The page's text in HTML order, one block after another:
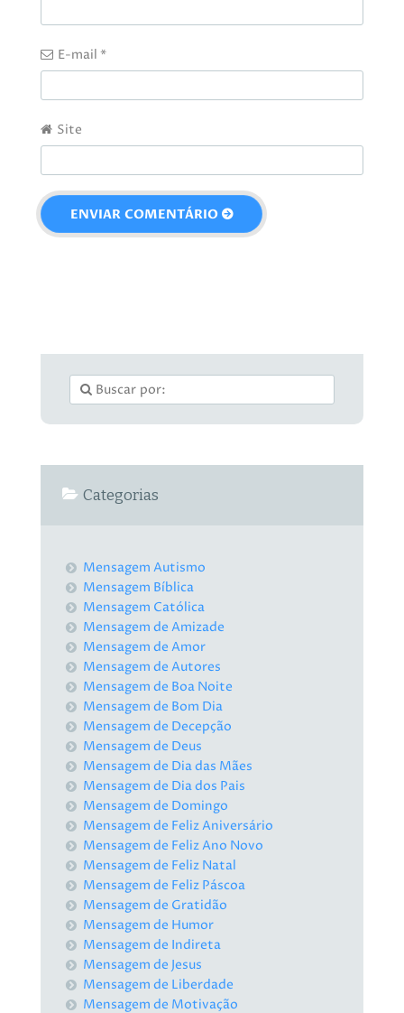
E-mail *
Site
Categorias
Mensagem Autismo
Mensagem Bíblica
Mensagem Católica
Mensagem de Amizade
Mensagem de Amor
Mensagem de Autores
Mensagem de Boa Noite
Mensagem de Bom Dia
Mensagem de Decepção
Mensagem de Deus
Mensagem de Dia das Mães
Mensagem de Dia dos Pais
Mensagem de Domingo
Mensagem de Feliz Aniversário
Mensagem de Feliz Ano Novo
Mensagem de Feliz Natal
Mensagem de Feliz Páscoa
Mensagem de Gratidão
Mensagem de Humor
Mensagem de Indireta
Mensagem de Jesus
Mensagem de Liberdade
Mensagem de Motivação